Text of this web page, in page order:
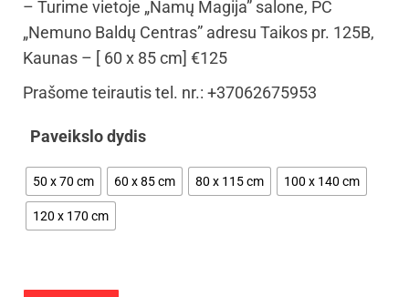
– Turime vietoje „Namų Magija” salone, PC
„Nemuno Baldų Centras” adresu Taikos pr. 125B,
Kaunas – [ 60 x 85 cm] €125
Prašome teirautis tel. nr.: +37062675953
Paveikslo dydis
50 x 70 cm 60 x 85 cm 80 x 115 cm 100 x 140 cm
120 x 170 cm